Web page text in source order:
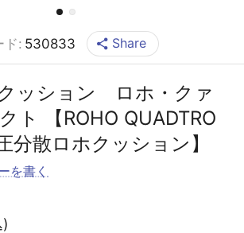
ド: 530833 Share
ッション ロホ・クァ
ト 【ROHO QUADTRO
分散ロホクッション】
を書く